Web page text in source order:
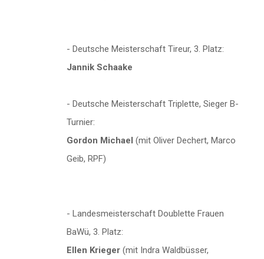
- Deutsche Meisterschaft Tireur, 3. Platz:
Jannik Schaake
- Deutsche Meisterschaft Triplette, Sieger B-
Turnier:
Gordon Michael (mit Oliver Dechert, Marco
Geib, RPF)
- Landesmeisterschaft Doublette Frauen
BaWü, 3. Platz:
Ellen Krieger (mit Indra Waldbüsser,